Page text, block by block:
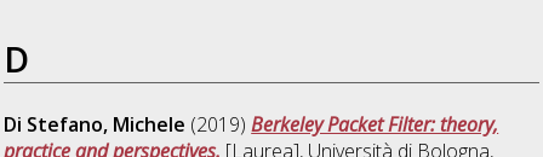
D
Di Stefano, Michele (2019)Berkeley Packet Filter: theory,
practice and perspectives. [Laurea], Università di Bologna,